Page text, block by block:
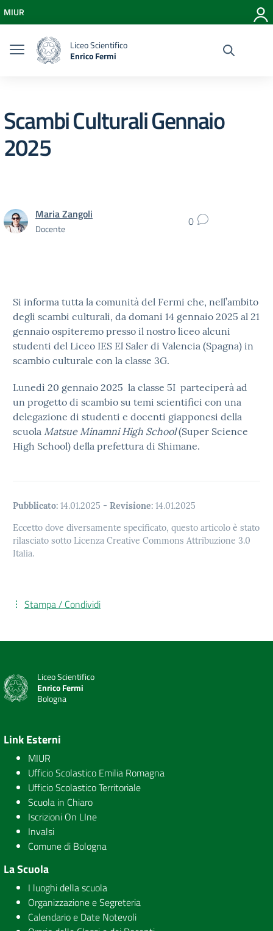
Vai al menu di navigazione
Vai al footer
MIUR
Liceo Scientifico
Enrico Fermi
Scambi Culturali Gennaio
2025
Maria Zangoli
Docente 0
Si informa tutta la comunità del Fermi che, nell’ambito
degli scambi culturali, da domani 14 gennaio 2025 al 21
gennaio ospiteremo presso il nostro liceo alcuni
studenti del Liceo IES El Saler di Valencia (Spagna) in
scambio culturale con la classe 3G.
Lunedì 20 gennaio 2025 la classe 5I parteciperà ad
un progetto di scambio su temi scientifici con una
delegazione di studenti e docenti giapponesi della
scuola Matsue Minamni High School(Super Science
High School) della prefettura di Shimane.
Pubblicato: 14.01.2025 - Revisione: 14.01.2025
Eccetto dove diversamente specificato, questo articolo è stato
rilasciato sotto Licenza Creative Commons Attribuzione 3.0
Italia.
Stampa / Condividi
Liceo Scientifico
Enrico Fermi
Bologna
Link Esterni
MIUR
Ufficio Scolastico Emilia Romagna
Ufficio Scolastico Territoriale
Scuola in Chiaro
Iscrizioni On LIne
Invalsi
Comune di Bologna
La Scuola
I luoghi della scuola
Organizzazione e Segreteria
Calendario e Date Notevoli